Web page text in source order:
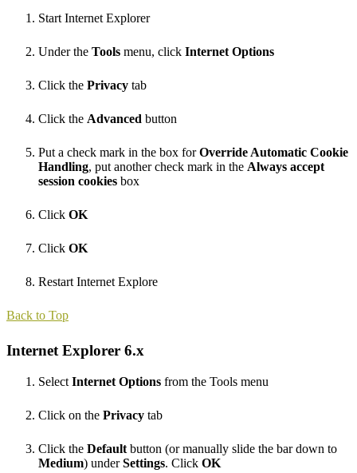
Start Internet Explorer
Under the Tools menu, click Internet Options
Click the Privacy tab
Click the Advanced button
Put a check mark in the box forOverride Automatic Cookie
Handling, put another check mark in the Always accept
session cookies box
Click OK
Click OK
Restart Internet Explore
Back to Top
Internet Explorer 6.x
Select Internet Options from the Tools menu
Click on the Privacy tab
Click the Default button (or manually slide the bar down to
Medium) underSettings. Click OK